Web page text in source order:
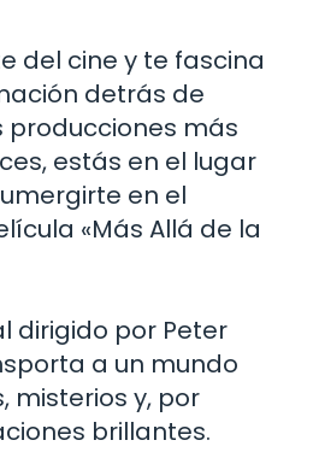
del cine y te fascina
detrás de
más
estás en el lugar
en el
«Más Allá de la
dirigido por Peter
a un mundo
misterios y, por
brillantes.